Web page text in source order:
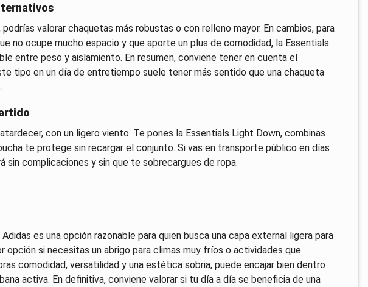
valorar chaquetas más robustas o con relleno mayor. En cambios, para
no ocupe mucho espacio y que aporte un plus de comodidad, la Essentials
entre peso y aislamiento. En resumen, conviene tener en cuenta el
tipo en un día de entretiempo suele tener más sentido que una chaqueta
con un ligero viento. Te pones la Essentials Light Down, combinas
te protege sin recargar el conjunto. Si vas en transporte público en días
sin complicaciones y sin que te sobrecargues de ropa.
es una opción razonable para quien busca una capa external ligera para
opción si necesitas un abrigo para climas muy fríos o actividades que
comodidad, versatilidad y una estética sobria, puede encajar bien dentro
activa. En definitiva, conviene valorar si tu día a día se beneficia de una